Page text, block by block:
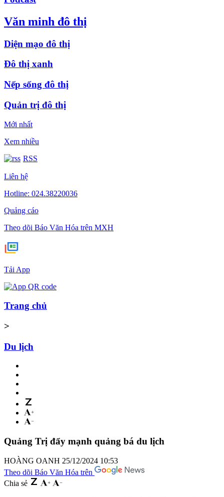
Văn minh đô thị
Diện mạo đô thị
Đô thị xanh
Nếp sống đô thị
Quản trị đô thị
Mới nhất
Xem nhiều
RSS
Liên hệ
Hotline: 024.38220036
Quảng cáo
Theo dõi Báo Văn Hóa trên MXH
Tải App
Trang chủ
>
Du lịch
Quảng Trị đẩy mạnh quảng bá du lịch
HOÀNG OANH 25/12/2024 10:53
Theo dõi Báo Văn Hóa trên
Chia sẻ